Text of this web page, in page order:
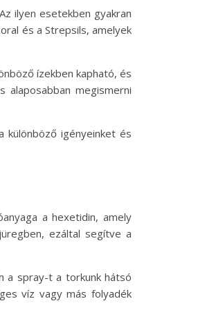
ilyen esetekben gyakran
és a Strepsils, amelyek
ízekben kapható, és
megismerni
különböző igényeinket és
a hexetidin, amely
ezáltal segítve a
a spray-t a torkunk hátsó
víz vagy más folyadék